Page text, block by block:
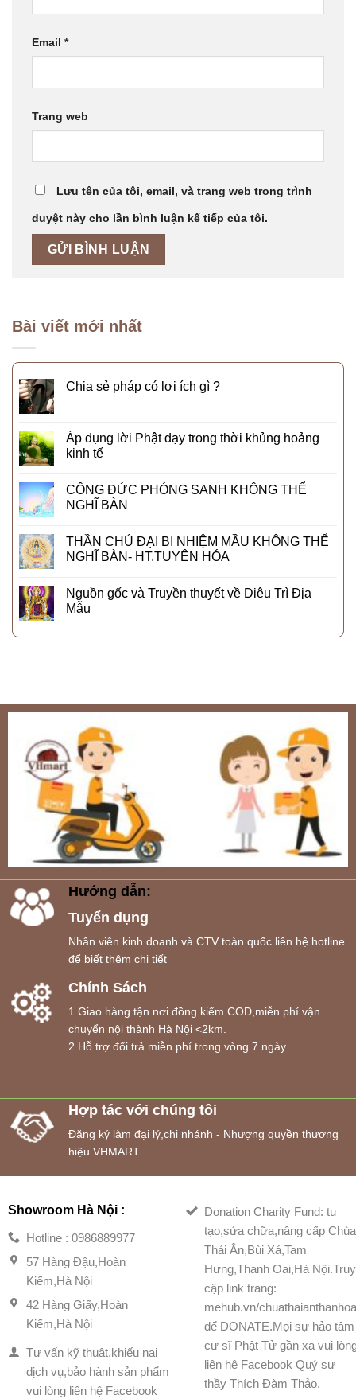
Email *
Trang web
Lưu tên của tôi, email, và trang web trong trình
duyệt này cho lần bình luận kế tiếp của tôi.
Bài viết mới nhất
Chia sẻ pháp có lợi ích gì ?
Áp dụng lời Phật dạy trong thời khủng hoảng
kinh tế
CÔNG ĐỨC PHÓNG SANH KHÔNG THỂ
NGHĨ BÀN
THẦN CHÚ ĐẠI BI NHIỆM MẦU KHÔNG THỂ
NGHĨ BÀN- HT.TUYÊN HÓA
Nguồn gốc và Truyền thuyết về Diêu Trì Địa
Mẫu
Hướng dẫn:
Tuyển dụng
Nhân viên kinh doanh và CTV toàn quốc liên hệ hotline
để biết thêm chi tiết
Chính Sách
1.Giao hàng tận nơi đồng kiểm COD,miễn phí vận
chuyển nội thành Hà Nội <2km.
2.Hỗ trợ đổi trả miễn phí trong vòng 7 ngày.
Hợp tác với chúng tôi
Đăng ký làm đại lý,chi nhánh - Nhượng quyền thương
hiệu VHMART
Showroom Hà Nội :
Hotline : 0986889977
57 Hàng Đậu,Hoàn
Kiếm,Hà Nội
42 Hàng Giấy,Hoàn
Kiếm,Hà Nội
Tư vấn kỹ thuật,khiếu nại
dịch vụ,bảo hành sản phẩm
vui lòng liên hệ Facebook
Donation Charity Fund: tu
tạo,sửa chữa,nâng cấp Chùa
Thái Ân,Bùi Xá,Tam
Hưng,Thanh Oai,Hà Nội.Truy
cập link trang:
mehub.vn/
để DONATE.Mọi sự hảo tâm
cư sĩ Phật Tử gần xa vui
liên hệ Facebook Quý sư
thầy Thích Đàm Thảo.